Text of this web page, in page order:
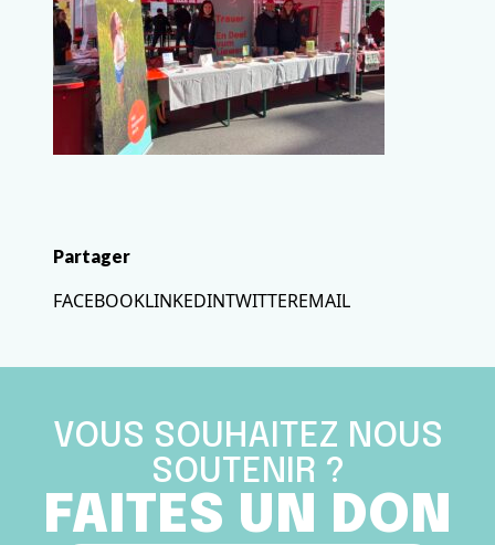
Partager
FACEBOOKLINKEDINTWITTEREMAIL
VOUS SOUHAITEZ NOUS
SOUTENIR ?
FAITES UN DON